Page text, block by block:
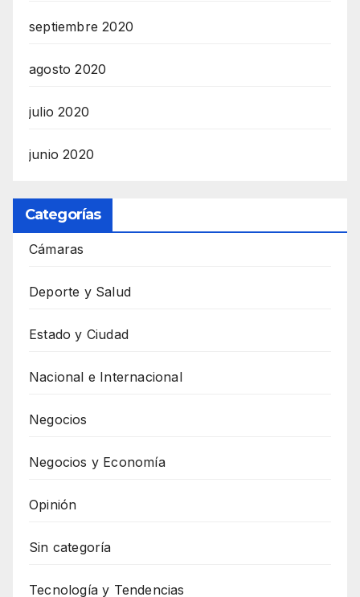
septiembre 2020
agosto 2020
julio 2020
junio 2020
Categorías
Cámaras
Deporte y Salud
Estado y Ciudad
Nacional e Internacional
Negocios
Negocios y Economía
Opinión
Sin categoría
Tecnología y Tendencias